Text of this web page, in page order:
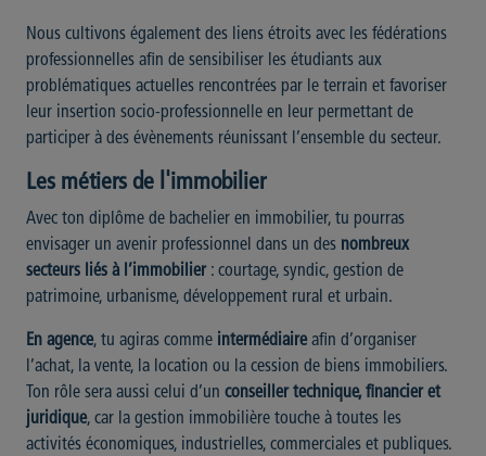
Nous cultivons également des liens étroits avec les fédérations
professionnelles afin de sensibiliser les étudiants aux
problématiques actuelles rencontrées par le terrain et favoriser
leur insertion socio-professionnelle en leur permettant de
participer à des évènements réunissant l’ensemble du secteur.
Les métiers de l'immobilier
Avec ton diplôme de bachelier en immobilier, tu pourras
envisager un avenir professionnel dans un des nombreux
secteurs liés à l’immobilier: courtage, syndic, gestion de
patrimoine, urbanisme, développement rural et urbain.
En agence, tu agiras comme intermédiaireafin d’organiser
l’achat, la vente, la location ou la cession de biens immobiliers.
Ton rôle sera aussi celui d’un conseiller technique, financier et
juridique, car la gestion immobilière touche à toutes les
activités économiques, industrielles, commerciales et publiques.